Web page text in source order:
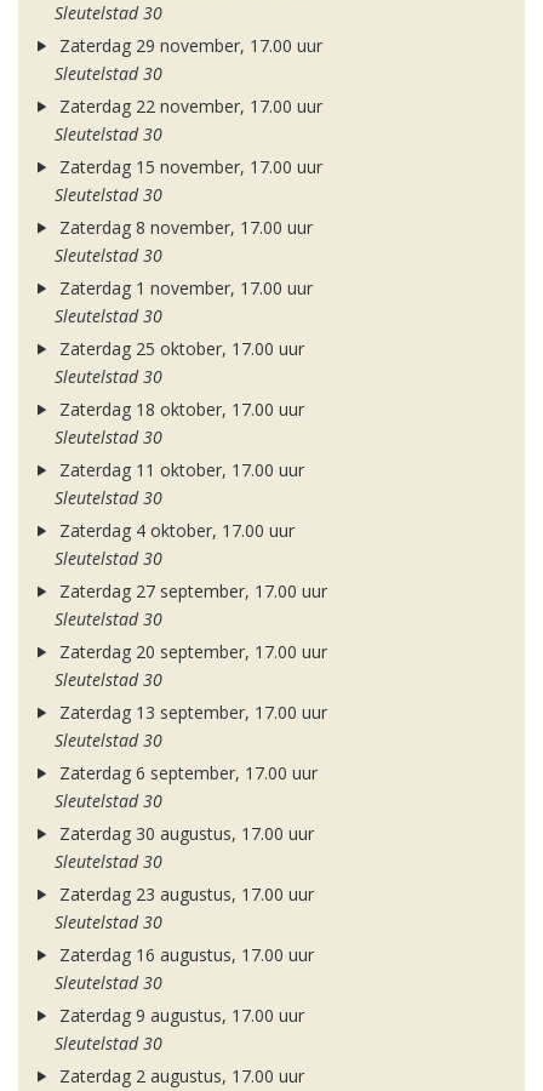
Sleutelstad 30
Zaterdag 29 november, 17.00 uur
Sleutelstad 30
Zaterdag 22 november, 17.00 uur
Sleutelstad 30
Zaterdag 15 november, 17.00 uur
Sleutelstad 30
Zaterdag 8 november, 17.00 uur
Sleutelstad 30
Zaterdag 1 november, 17.00 uur
Sleutelstad 30
Zaterdag 25 oktober, 17.00 uur
Sleutelstad 30
Zaterdag 18 oktober, 17.00 uur
Sleutelstad 30
Zaterdag 11 oktober, 17.00 uur
Sleutelstad 30
Zaterdag 4 oktober, 17.00 uur
Sleutelstad 30
Zaterdag 27 september, 17.00 uur
Sleutelstad 30
Zaterdag 20 september, 17.00 uur
Sleutelstad 30
Zaterdag 13 september, 17.00 uur
Sleutelstad 30
Zaterdag 6 september, 17.00 uur
Sleutelstad 30
Zaterdag 30 augustus, 17.00 uur
Sleutelstad 30
Zaterdag 23 augustus, 17.00 uur
Sleutelstad 30
Zaterdag 16 augustus, 17.00 uur
Sleutelstad 30
Zaterdag 9 augustus, 17.00 uur
Sleutelstad 30
Zaterdag 2 augustus, 17.00 uur